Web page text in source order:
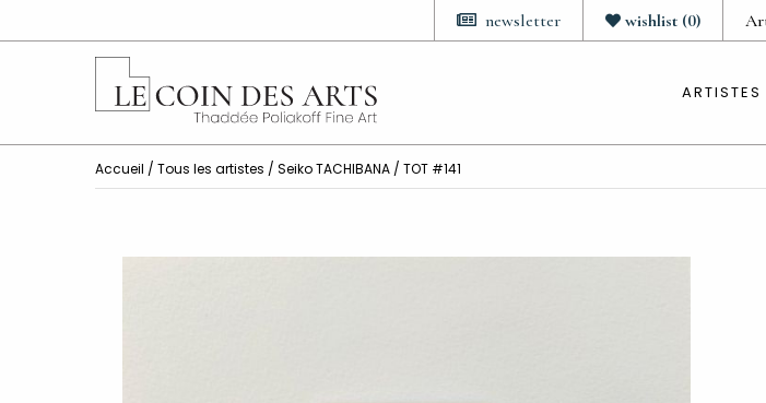
wishlist (0)
newsletter
ARTISTES
Accueil / Tous les artistes / Seiko TACHIBANA / TOT #141